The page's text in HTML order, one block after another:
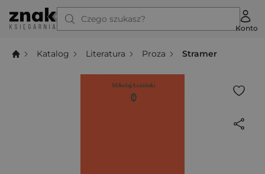
Czego szukasz?
Konto
Katalog Literatura Proza Stramer